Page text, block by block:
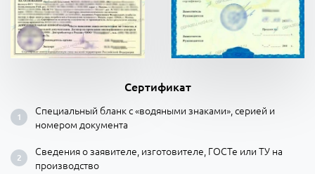
Сертификат
Специальный бланк с «водяными знаками», серией и
номером документа
Сведения о заявителе, изготовителе, ГОСТе или ТУ на
производство